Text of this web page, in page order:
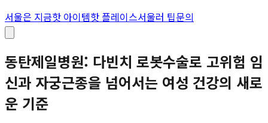
서울은 지금핫 아이템핫 플레이스서울러 팁문의
동탄제일병원: 다빈치 로봇수술로 고위험 임
신과 자궁근종을 넘어서는 여성 건강의 새로
운 기준